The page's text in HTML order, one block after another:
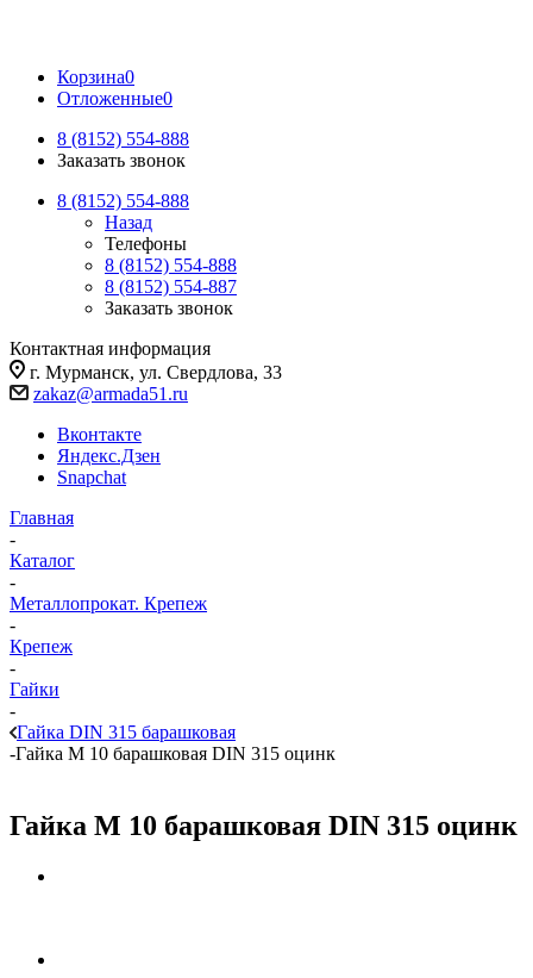
Корзина0
Отложенные0
8 (8152) 554-888
Заказать звонок
8 (8152) 554-888
Назад
Телефоны
8 (8152) 554-888
8 (8152) 554-887
Заказать звонок
Контактная информация
г. Мурманск, ул. Свердлова, 33
zakaz@armada51.ru
Вконтакте
Яндекс.Дзен
Snapchat
Главная
-
Каталог
-
Металлопрокат. Крепеж
-
Крепеж
-
Гайки
-
Гайка DIN 315 барашковая
-Гайка М 10 барашковая DIN 315 оцинк
Гайка М 10 барашковая DIN 315 оцинк